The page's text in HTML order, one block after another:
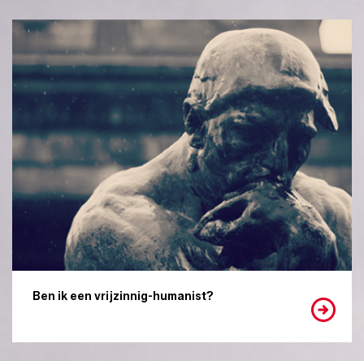
Ben ik een vrijzinnig-humanist?